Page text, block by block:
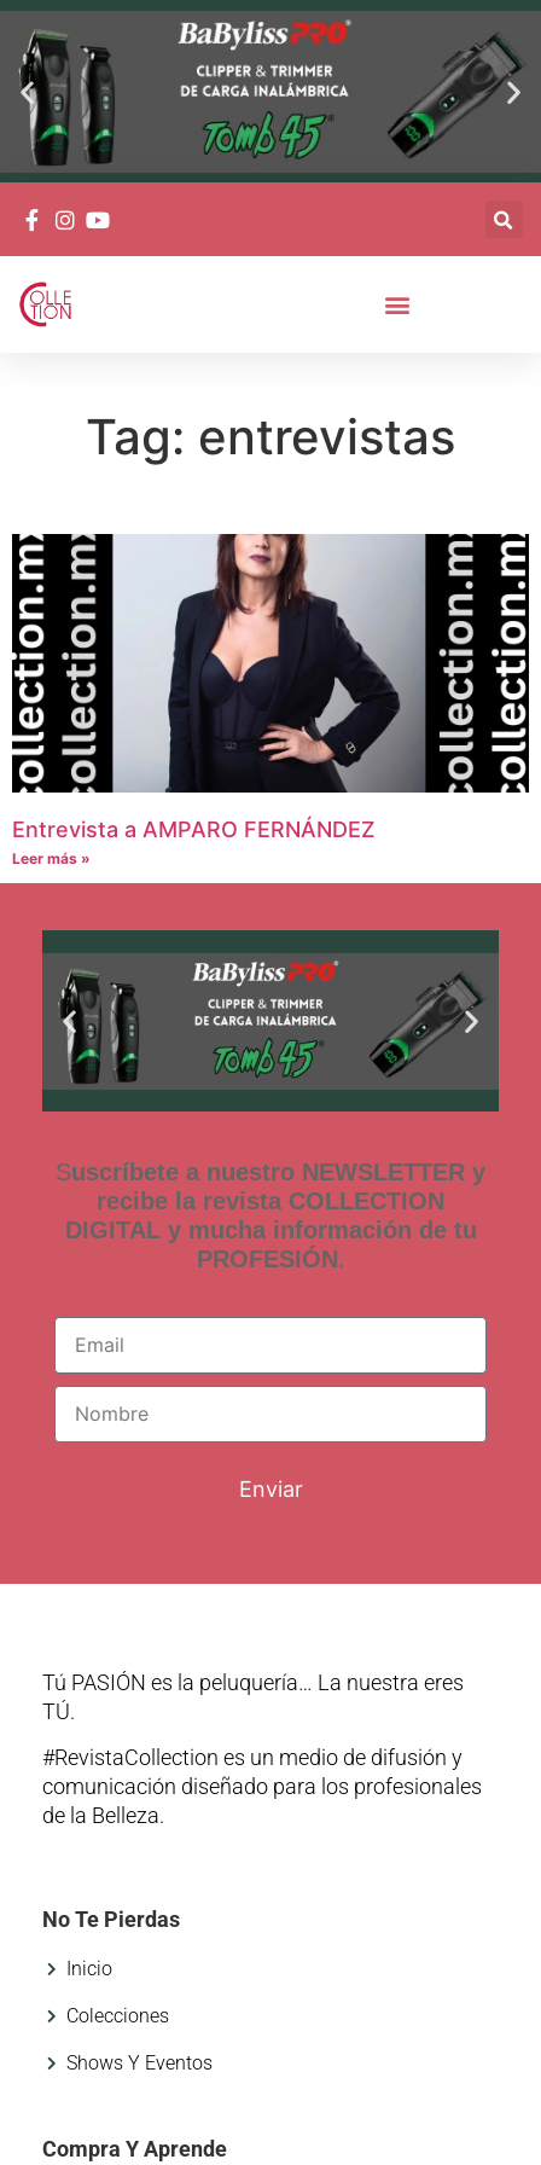
Tag: entrevistas
Entrevista a AMPARO FERNÁNDEZ
Leer más »
Suscríbete a nuestro NEWSLETTER y
recibe la revista COLLECTION
DIGITAL y mucha información de tu
PROFESIÓN.
Enviar
Tú PASIÓN es la peluquería… La nuestra eres
TÚ.
#RevistaCollection es un medio de difusión y
comunicación diseñado para los profesionales
de la Belleza.
No Te Pierdas
Inicio
Colecciones
Shows Y Eventos
Compra Y Aprende